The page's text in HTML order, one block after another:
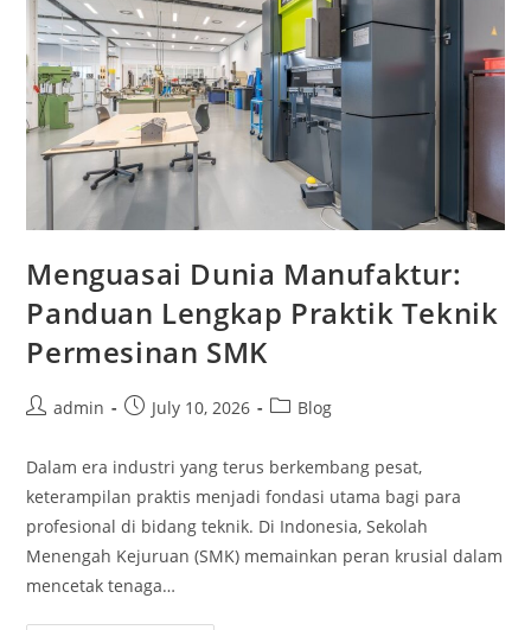
Menguasai Dunia Manufaktur:
Panduan Lengkap Praktik Teknik
Permesinan SMK
Postadmin
PostJuly 10, 2026
PostBlog
Dalam era industri yang terus berkembang pesat,
keterampilan praktis menjadi fondasi utama bagi para
profesional di bidang teknik. Di Indonesia, Sekolah
Menengah Kejuruan (SMK) memainkan peran krusial dalam
mencetak tenaga…